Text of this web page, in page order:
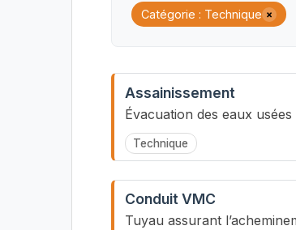
Catégorie : Technique ×
Assainissement
Évacuation des eaux
Technique
Conduit VMC
Tuyau assurant